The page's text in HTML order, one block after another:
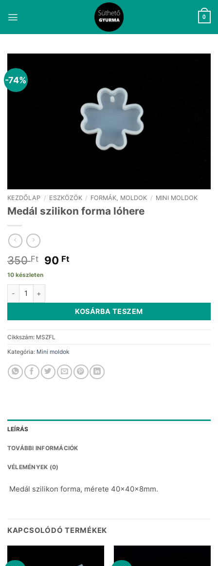
0
-74%
KEZDŐLAP / ESZKÖZÖK / FORMÁK, MOLDOK / MINI MOLDOK
Medál szilikon forma lóhere
350Ft
Original
was:
90 FtCurrent
10 készleten
Medál szilikon forma lóhere mennyiség
KOSÁRBA TESZEM
Cikkszám: MSZFL
Kategória: Mini moldok
LEÍRÁS
TOVÁBBI INFORMÁCIÓK
VÉLEMÉNYEK (0)
Medál szilikon forma, mérete 40x40x8mm.
KAPCSOLÓDÓ TERMÉKEK